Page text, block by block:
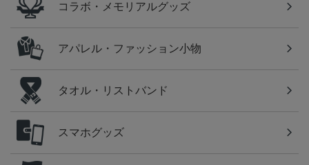
コラボ・メモリアルグッズ
アパレル・ファッション小物
タオル・リストバンド
スマホグッズ